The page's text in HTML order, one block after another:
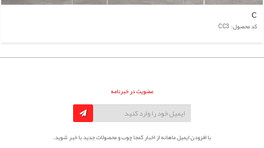
C
کد محصول: CC3
عضویت در خبرنامه
با افزودن ایمیل ماهانه از اخبار کمجا چوب و محصولات جدید با خبر شوید.